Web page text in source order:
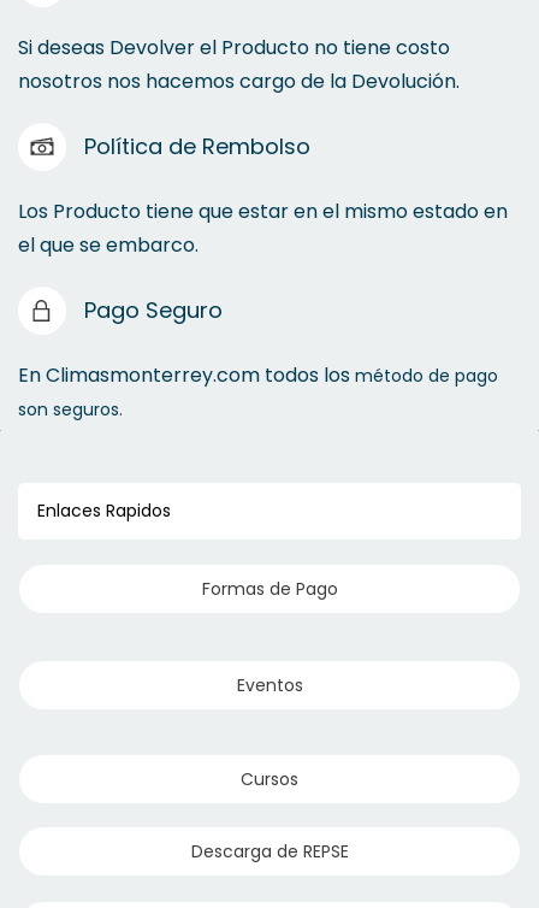
Si deseas Devolver el Producto no tiene costo
nosotros nos hacemos cargo de la Devolución.
Política de Rembolso
Los Producto tiene que estar en el mismo estado en
el que se embarco.
Pago Seguro
En Climasmonterrey.com todos los método de pago
son seguros.
Enlaces Rapidos
Formas de Pago
Eventos
Cursos
Descarga de REPSE